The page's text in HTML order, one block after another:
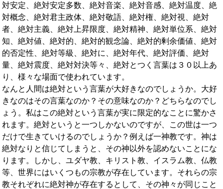
対安定、絶対安定多数、絶対音楽、絶対音感、絶対温度、絶
対概念、絶対君主政体、絶対敬語、絶対権、絶対視、絶対
者、絶対主義、絶対上昇限度、絶対精神、絶対単位系、絶対
知、絶対値、絶対的、絶対的観念論、絶対的剰余価値、絶対
的否定性、絶対等級、絶対に、絶対年代、絶対評価、絶対
量、絶対震度、絶対対決等々、絶対とつく言葉は３０以上あ
り、様々な場面で使われています。
なんと人間は絶対という言葉が大好きなのでしょうか。大好
きなのはその言葉なのか？その意味なのか？どちらなのでし
ょう。私はこの絶対という言葉が実に限定的なことに驚かさ
れます。絶対というと一つしかないのですが、この世は一つ
だけで生きていけるのでしょうか？例えば一神教です。神は
絶対なりと信じてしまうと、その神以外を認めないことにな
ります。しかし、ユダヤ教、キリスト教、イスラム教、仏教
等、世界にはいくつもの宗教が存在しています。それらの宗
教それぞれに絶対神が存在するとして、その神々が同じこと